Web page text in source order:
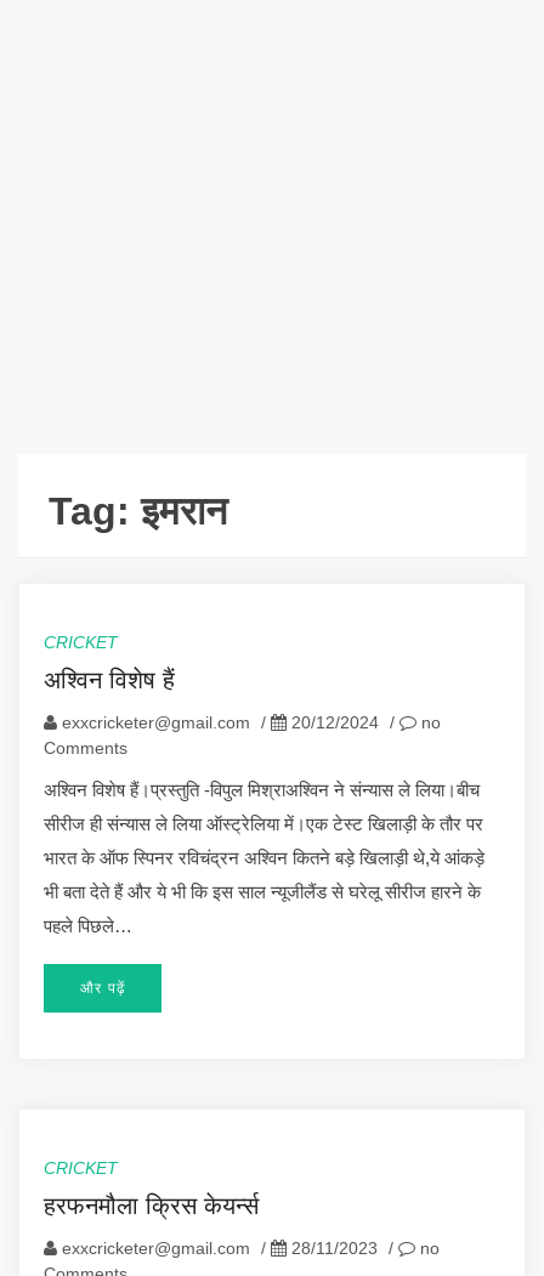
Tag:इमरान
CRICKET
अश्विन विशेष हैं
exxcricketer@gmail.com / 20/12/2024 /
no
Comments
अश्विन विशेष हैं।प्रस्तुति -विपुल मिश्राअश्विन ने संन्यास ले लिया।बीच
सीरीज ही संन्यास ले लिया ऑस्ट्रेलिया में।एक टेस्ट खिलाड़ी के तौर पर
भारत के ऑफ स्पिनर रविचंद्रन अश्विन कितने बड़े खिलाड़ी थे,ये आंकड़े
भी बता देते हैं और ये भी कि इस साल न्यूजीलैंड से घरेलू सीरीज हारने के
पहले पिछले…
और पढ़ें
CRICKET
हरफनमौला क्रिस केयर्न्स
exxcricketer@gmail.com / 28/11/2023 /
no